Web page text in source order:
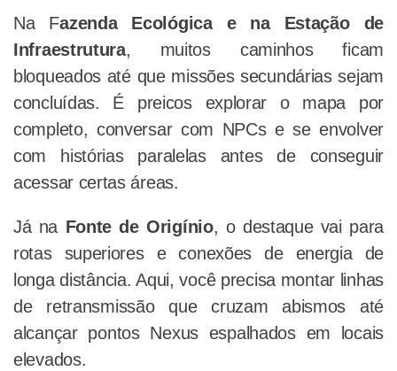
Na Fazenda Ecológica e na Estação de
Infraestrutura, muitos caminhos ficam
bloqueados até que missões secundárias sejam
concluídas. É preicos explorar o mapa por
completo, conversar com NPCs e se envolver
com histórias paralelas antes de conseguir
acessar certas áreas.
Já na Fonte de Origínio, o destaque vai para
rotas superiores e conexões de energia de
longa distância. Aqui, você precisa montar linhas
de retransmissão que cruzam abismos até
alcançar pontos Nexus espalhados em locais
elevados.